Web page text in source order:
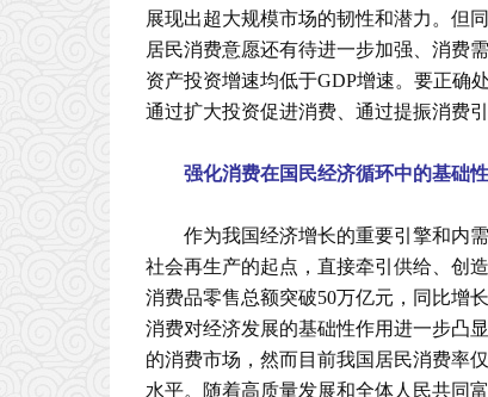
展现出超大规模市场的韧性和潜力。但
居民消费意愿还有待进一步加强、消费
资产投资增速均低于GDP增速。要正确
通过扩大投资促进消费、通过提振消费
强化消费在国民经济循环中的基础
作为我国经济增长的重要引擎和内
社会再生产的起点，直接牵引供给、创
消费品零售总额突破50万亿元，同比增
消费对经济发展的基础性作用进一步凸
的消费市场，然而目前我国居民消费率
水平。随着高质量发展和全体人民共同